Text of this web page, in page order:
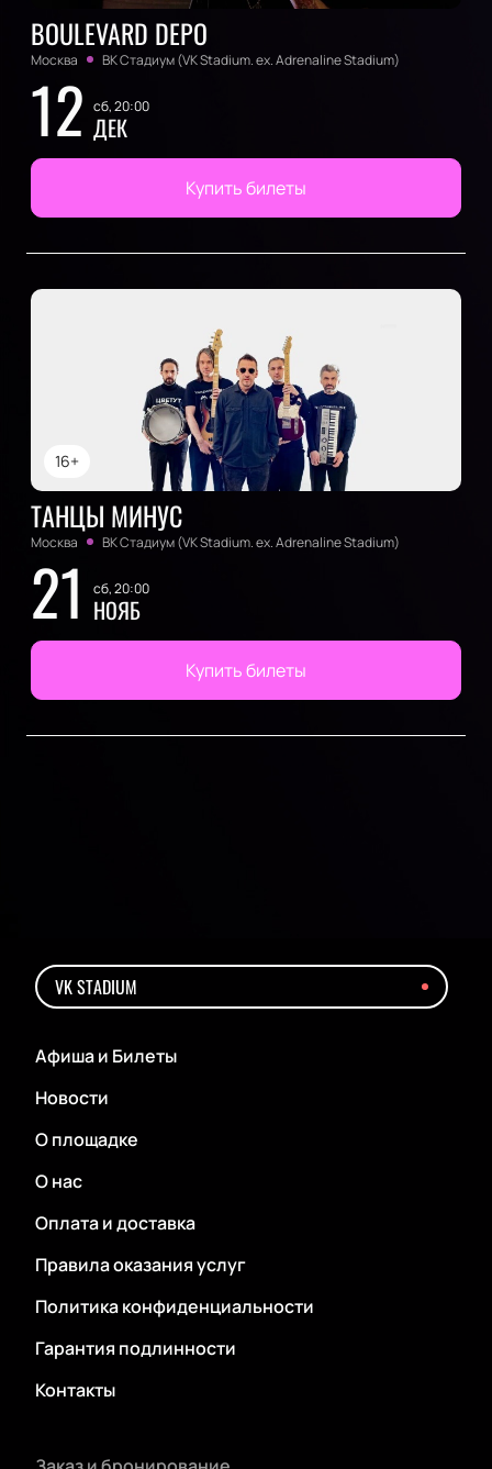
BOULEVARD DEPO
Москва ВК Стадиум (VK Stadium. ex. Adrenaline Stadium)
12 сб, 20:00
ДЕК
Купить билеты
16+
ТАНЦЫ МИНУС
Москва ВК Стадиум (VK Stadium. ex. Adrenaline Stadium)
21 сб, 20:00
НОЯБ
Купить билеты
VK STADIUM
Афиша и Билеты
Новости
О площадке
О нас
Оплата и доставка
Правила оказания услуг
Политика конфиденциальности
Гарантия подлинности
Контакты